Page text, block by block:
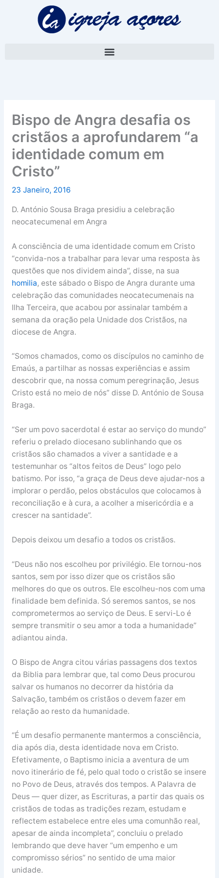
Bispo de Angra desafia os
cristãos a aprofundarem “a
identidade comum em
Cristo”
23 Janeiro, 2016
D. António Sousa Braga presidiu a celebração
neocatecumenal em Angra
A consciência de uma identidade comum em Cristo
“convida-nos a trabalhar para levar uma resposta às
questões que nos dividem ainda”, disse, na sua
homilia, este sábado o Bispo de Angra durante uma
celebração das comunidades neocatecumenais na
Ilha Terceira, que acabou por assinalar também a
semana da oração pela Unidade dos Cristãos, na
diocese de Angra.
“Somos chamados, como os discípulos no caminho de
Emaús, a partilhar as nossas experiências e assim
descobrir que, na nossa comum peregrinação, Jesus
Cristo está no meio de nós” disse D. António de Sousa
Braga.
“Ser um povo sacerdotal é estar ao serviço do mundo”
referiu o prelado diocesano sublinhando que os
cristãos são chamados a viver a santidade e a
testemunhar os “altos feitos de Deus” logo pelo
batismo. Por isso, “a graça de Deus deve ajudar-nos a
implorar o perdão, pelos obstáculos que colocamos à
reconciliação e à cura, a acolher a misericórdia e a
crescer na santidade”.
Depois deixou um desafio a todos os cristãos.
“Deus não nos escolheu por privilégio. Ele tornou-nos
santos, sem por isso dizer que os cristãos são
melhores do que os outros. Ele escolheu-nos com uma
finalidade bem definida. Só seremos santos, se nos
comprometermos ao serviço de Deus. E servi-Lo é
sempre transmitir o seu amor a toda a humanidade”
adiantou ainda.
O Bispo de Angra citou várias passagens dos textos
da Biblia para lembrar que, tal como Deus procurou
salvar os humanos no decorrer da história da
Salvação, também os cristãos o devem fazer em
relação ao resto da humanidade.
“É um desafio permanente mantermos a consciência,
dia após dia, desta identidade nova em Cristo.
Efetivamente, o Baptismo inicia a aventura de um
novo itinerário de fé, pelo qual todo o cristão se insere
no Povo de Deus, através dos tempos. A Palavra de
Deus — quer dizer, as Escrituras, a partir das quais os
cristãos de todas as tradições rezam, estudam e
reflectem estabelece entre eles uma comunhão real,
apesar de ainda incompleta”, concluiu o prelado
lembrando que deve haver “um empenho e um
compromisso sérios” no sentido de uma maior
unidade.